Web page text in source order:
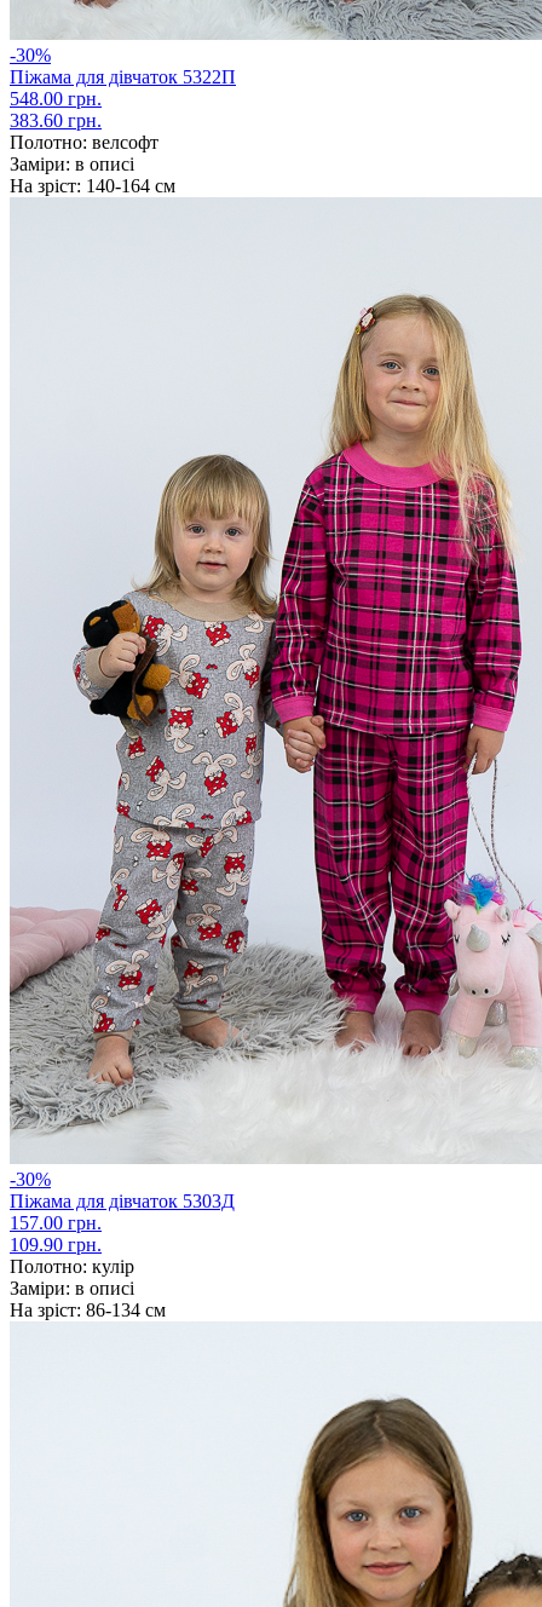
-30%
Піжама для дівчаток 5322П
548.00 грн.
383.60 грн.
Полотно: велсофт
Заміри: в описі
На зріст: 140-164 см
-30%
Піжама для дівчаток 5303Д
157.00 грн.
109.90 грн.
Полотно: кулір
Заміри: в описі
На зріст: 86-134 см